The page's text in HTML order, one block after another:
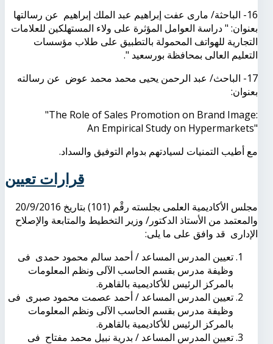
16- الباحثة/ مارى عفت إبراهيم عبد الملك إبراهيم عن رسالتها
بعنوان: " دراسة العوامل المؤثرة على ولاء المستهلكين للعلامات
التجارية للهواتف المحمولة بالتطبيق على طلاب مؤسسات
التعليم العالى بمحافظة بورسعيد ".
17- الباحث/ عبد الرحمن يحيى محمد محمد عوض عن رسالته
بعنوان:
"The Role of Sales Promotion on Brand Image:
An Empirical Study on Hypermarkets"
مع أطيب التمنيات لسيادتهم بدوام التوفيق والسداد.
قرارات تعيين
مجلس الأكاديمية العلمى بجلسته رقْم (101) بتاريخ 20/9/2016
والمعتمد من الأستاذ الدكتور/ وزير التخطيط والمتابعة والإصلاح
الإدارى قد وافق على ما يلى:
تعيين المدرس المساعد / أحمد سالم محمود حمدى فى
وظيفة مدرس بقسم الحاسب الآلى ونظم المعلومات
بالمركز الرئيس للأكاديمية بالقاهرة.
تعيين المدرس المساعد / أحمد عصمت محمود صبرى فى
وظيفة مدرس بقسم الحاسب الآلى ونظم المعلومات
بالمركز الرئيس للأكاديمية بالقاهرة.
تعيين المدرس المساعد / بدرية نبيل محمد مفتاح فى